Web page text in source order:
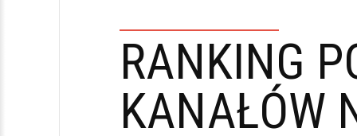
RANKING
KANAŁÓW